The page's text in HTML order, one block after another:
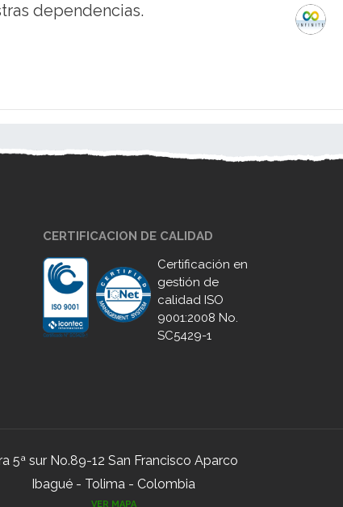
dependencias.
CERTIFICACION DE CALIDAD
Certificación en
gestión de
calidad ISO
9001:2008 No.
SC5429-1
5ª sur No.89-12 San Francisco Aparco
Ibagué - Tolima - Colombia
VER MAPA